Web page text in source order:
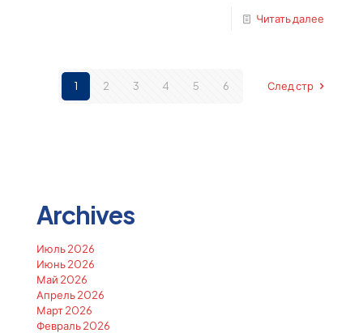
Читать далее
1 2 3 4 5 6 След стр
Archives
Июль 2026
Июнь 2026
Май 2026
Апрель 2026
Март 2026
Февраль 2026